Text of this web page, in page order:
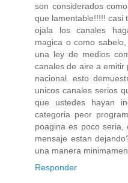
son considerados
que lamentable!!!!! casi
ojala los canales
magica o como
una ley de medios
canales de aire a emitir
nacional. esto
unicos canales serios
que ustedes hayan
categoria peor
poagina es poco
mensaje estan
una manera
Responder